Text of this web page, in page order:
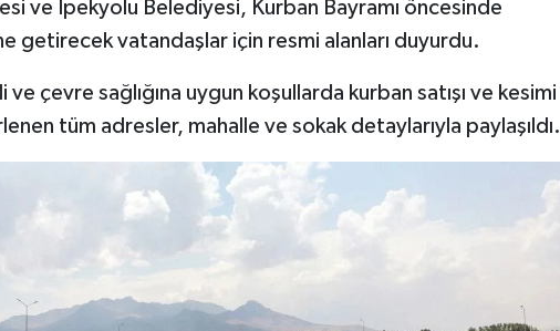
ve İpekyolu Belediyesi, Kurban Bayramı öncesinde
getirecek vatandaşlar için resmi alanları duyurdu.
çevre sağlığına uygun koşullarda kurban satışı ve kesimi
tüm adresler, mahalle ve sokak detaylarıyla paylaşıldı.